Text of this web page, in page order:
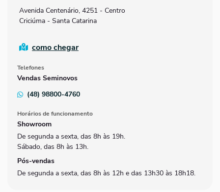
Avenida Centenário, 4251 - Centro
Criciúma - Santa Catarina
como chegar
Telefones
Vendas Seminovos
(48) 98800-4760
Horários de funcionamento
Showroom
De segunda a sexta, das 8h às 19h.
Sábado, das 8h às 13h.
Pós-vendas
De segunda a sexta, das 8h às 12h e das 13h30 às 18h18.